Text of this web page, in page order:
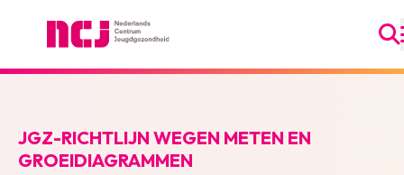
JGZ-RICHTLIJN WEGEN METEN EN
GROEIDIAGRAMMEN